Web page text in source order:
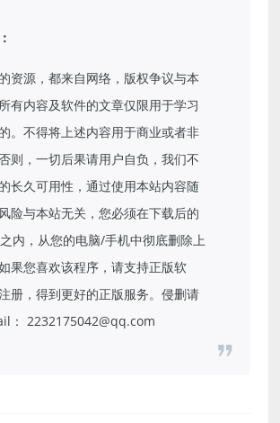
资源，都来自网络，版权争议与本
有内容及软件的文章仅限用于学习
。不得将上述内容用于商业或者非
则，一切后果请用户自负，我们不
长久可用性，通过使用本站内容随
险与本站无关，您必须在下载后的
内，从您的电脑/手机中彻底删除上
果您喜欢该程序，请支持正版软
册，得到更好的正版服务。侵删请
： 2232175042@qq.com